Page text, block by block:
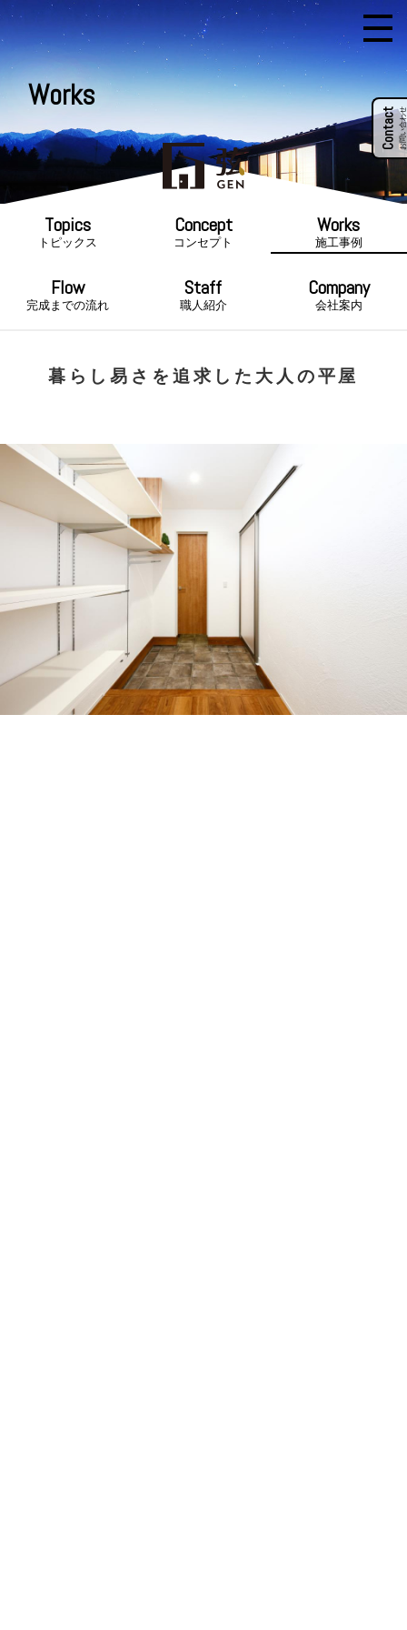
Works
Contactお問い合わせ
トピックス コンセプト 施工事例
完成までの流れ 職人紹介 会社案内
暮らし易さを追求した大人の平屋